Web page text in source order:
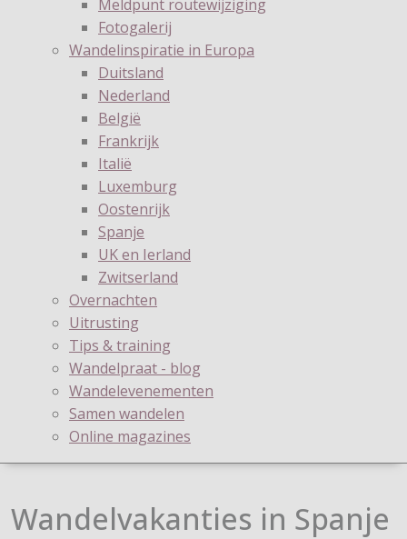
Meldpunt routewijziging
Fotogalerij
Wandelinspiratie in Europa
Duitsland
Nederland
België
Frankrijk
Italië
Luxemburg
Oostenrijk
Spanje
UK en Ierland
Zwitserland
Overnachten
Uitrusting
Tips & training
Wandelpraat - blog
Wandelevenementen
Samen wandelen
Online magazines
Wandelvakanties in Spanje